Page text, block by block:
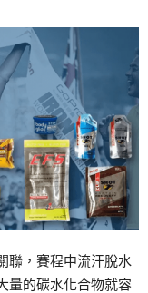
聯，賽程中流汗脫水
量的碳水化合物就容